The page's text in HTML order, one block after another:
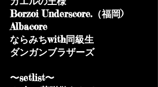
Borzoi Underscore.（福岡)
Albacore
ならみちwith同級生
ダンガンブラザーズ
〜setlist〜